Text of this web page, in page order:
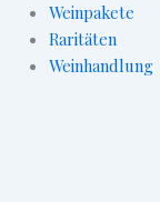
Weinpakete
Raritäten
Weinhandlung